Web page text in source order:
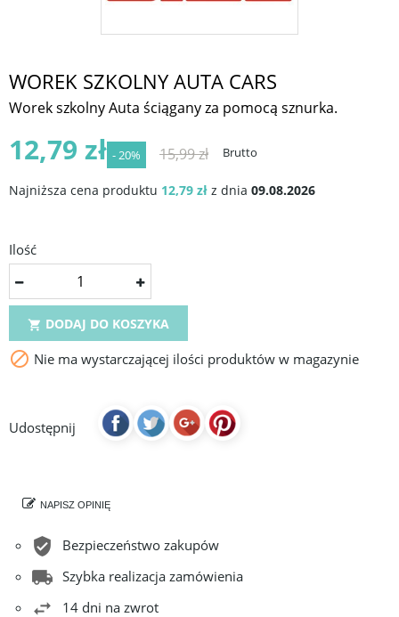
WOREK SZKOLNY AUTA CARS
Worek szkolny Auta ściągany za pomocą sznurka.
12,79 zł - 20% 15,99 zł Brutto
Najniższa cena produktu 12,79 zł z dnia 09.08.2026
Ilość
 DODAJ DO KOSZYKA
 Nie ma wystarczającej ilości produktów w magazynie
Udostępnij
NAPISZ OPINIĘ
Bezpieczeństwo zakupów
Szybka realizacja zamówienia
14 dni na zwrot